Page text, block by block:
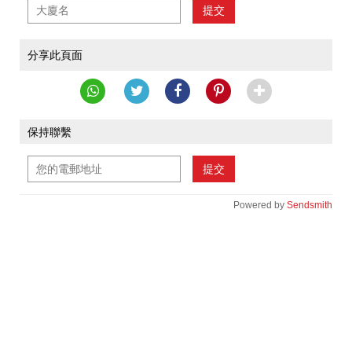
提交
分享此頁面
保持聯繫
提交
Powered by Sendsmith